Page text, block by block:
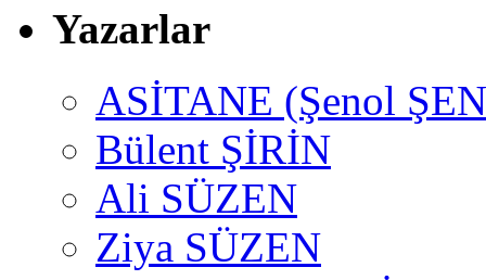
Yazarlar
ASİTANE (Şenol
Bülent ŞİRİN
Ali SÜZEN
Ziya SÜZEN